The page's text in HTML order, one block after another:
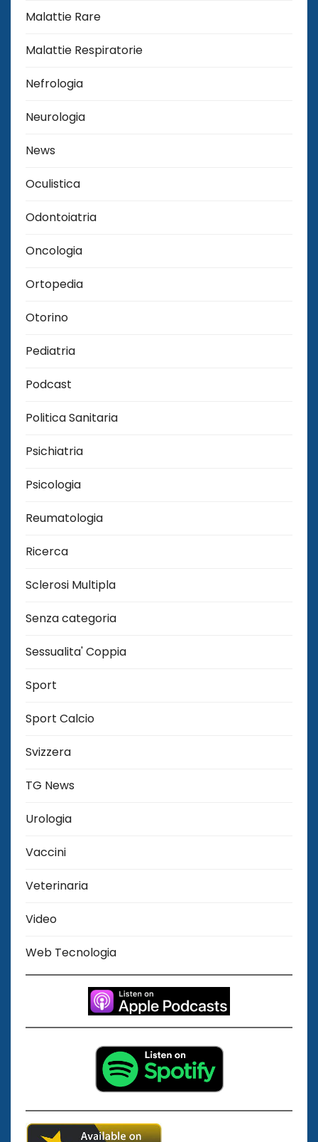
Malattie Rare
Malattie Respiratorie
Nefrologia
Neurologia
News
Oculistica
Odontoiatria
Oncologia
Ortopedia
Otorino
Pediatria
Podcast
Politica Sanitaria
Psichiatria
Psicologia
Reumatologia
Ricerca
Sclerosi Multipla
Senza categoria
Sessualita' Coppia
Sport
Sport Calcio
Svizzera
TG News
Urologia
Vaccini
Veterinaria
Video
Web Tecnologia